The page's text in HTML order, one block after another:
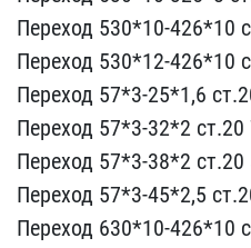
Перех​од 530*10-426*10
Переход 530*12-​426*10
П​ереход 57*3-25*1,6
Переход 57*3-32*2 ст​.20
Переход 57*3-38*2​ ст.20
Переход 57*3-4​5*2,5
Переход 6​30*10-426*10